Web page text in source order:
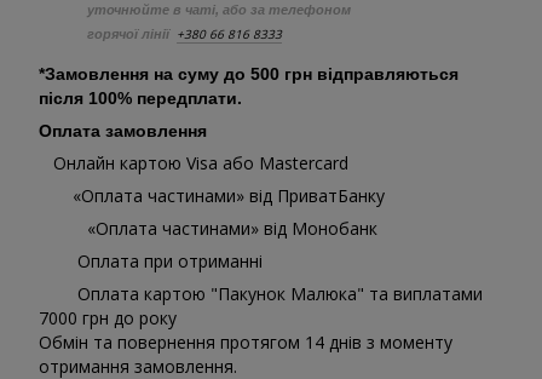
уточнюйте в чаті, або за телефоном
горячої лінії +380 66 816 8333
*Замовлення на суму до 500 грн відправляються
після 100% передплати.
Оплата замовлення
Онлайн картою Visa або Mastercard
«Оплата частинами» від ПриватБанку
«Оплата частинами» від Монобанк
Оплата при отриманні
Оплата картою "Пакунок Малюка" та виплатами
7000 грн до року
Обмін та повернення протягом 14 днів з моменту
отримання замовлення.